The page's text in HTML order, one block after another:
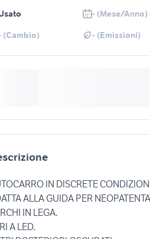
- (Mese/Anno)
(Cambio)
- (Emissioni)
IN DISCRETE
ALLA GUIDA PER
IN LEGA.
A LED.